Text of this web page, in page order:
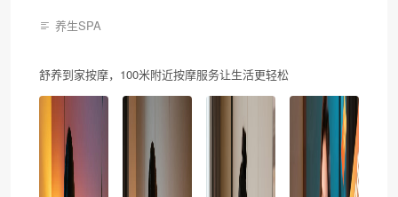
养生SPA
舒养到家按摩，100米附近按摩服务让生活更轻松